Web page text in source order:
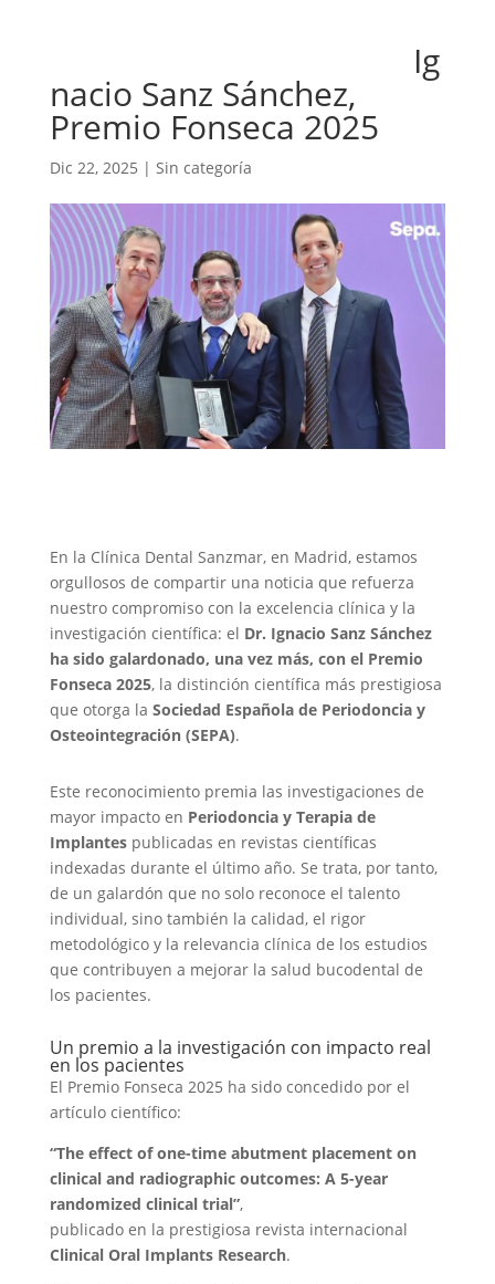
Ig
nacio Sanz Sánchez,
Premio Fonseca 2025
Dic 22, 2025 | Sin categoría
En la Clínica Dental Sanzmar, en Madrid, estamos
orgullosos de compartir una noticia que refuerza
nuestro compromiso con la excelencia clínica y la
investigación científica: el Dr. Ignacio Sanz Sánchez
ha sido galardonado, una vez más, con el Premio
Fonseca 2025, la distinción científica más prestigiosa
que otorga la Sociedad Española de Periodoncia y
Osteointegración (SEPA).
Este reconocimiento premia las investigaciones de
mayor impacto en Periodoncia y Terapia de
Implantespublicadas en revistas científicas
indexadas durante el último año. Se trata, por tanto,
de un galardón que no solo reconoce el talento
individual, sino también la calidad, el rigor
metodológico y la relevancia clínica de los estudios
que contribuyen a mejorar la salud bucodental de
los pacientes.
Un premio a la investigación con impacto real
en los pacientes
El Premio Fonseca 2025 ha sido concedido por el
artículo científico:
“The effect of one-time abutment placement on
clinical and radiographic outcomes: A 5-year
randomized clinical trial”,
publicado en la prestigiosa revista internacional
Clinical Oral Implants Research.